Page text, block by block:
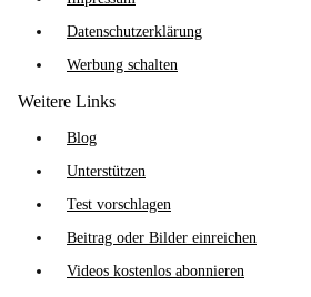
Datenschutzerklärung
Werbung schalten
Weitere Links
Blog
Unterstützen
Test vorschlagen
Beitrag oder Bilder einreichen
Videos kostenlos abonnieren